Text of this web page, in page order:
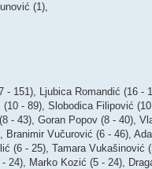
(1),
151), Ljubica Romandić (16 -
- 89), Slobodica Filipović
- 43), Goran Popov (8 - 40),
Vučurović (6 - 46),
(6 - 25), Tamara Vukašinović
24), Marko Kozić (5 - 24),